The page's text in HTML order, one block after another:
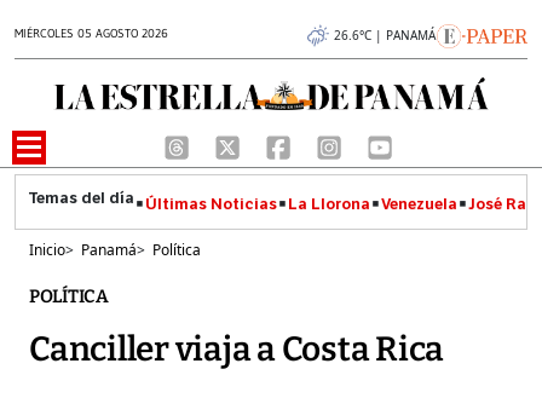
MIÉRCOLES 05 AGOSTO 2026 26.6°C | PANAMÁ
Últimas Noticias La Llorona Venezuela José
Inicio> Panamá> Política
POLÍTICA
Canciller viaja a Costa Rica